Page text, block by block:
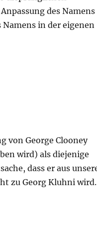
des Namens
Namens in der eigenen
von George Clooney
wird) als diejenige
dass er aus
zu Georg Kluhni wird.